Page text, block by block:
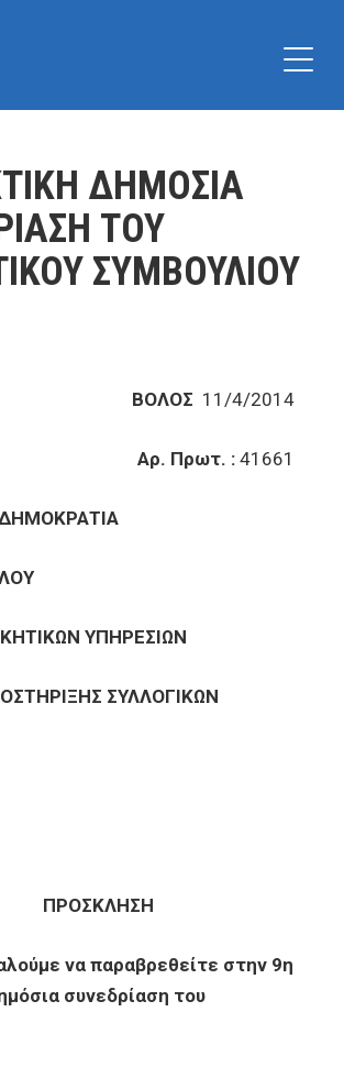
ΔΗΜΟΣΙΑ
ΤΟΥ
ΣΥΜΒΟΥΛΙΟΥ
ΒΟΛΟΣ 11/4/2014
Αρ. Πρωτ. : 41661
ΥΠΗΡΕΣΙΩΝ
ΣΥΛΛΟΓΙΚΩΝ
ΠΡΟΣΚΛΗΣΗ
να παραβρεθείτε στην 9η
συνεδρίαση του